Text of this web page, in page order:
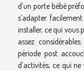
d’un porte bébé
s’adapter
installer, ce qui vous
assez
période post
d’activités, ce qui